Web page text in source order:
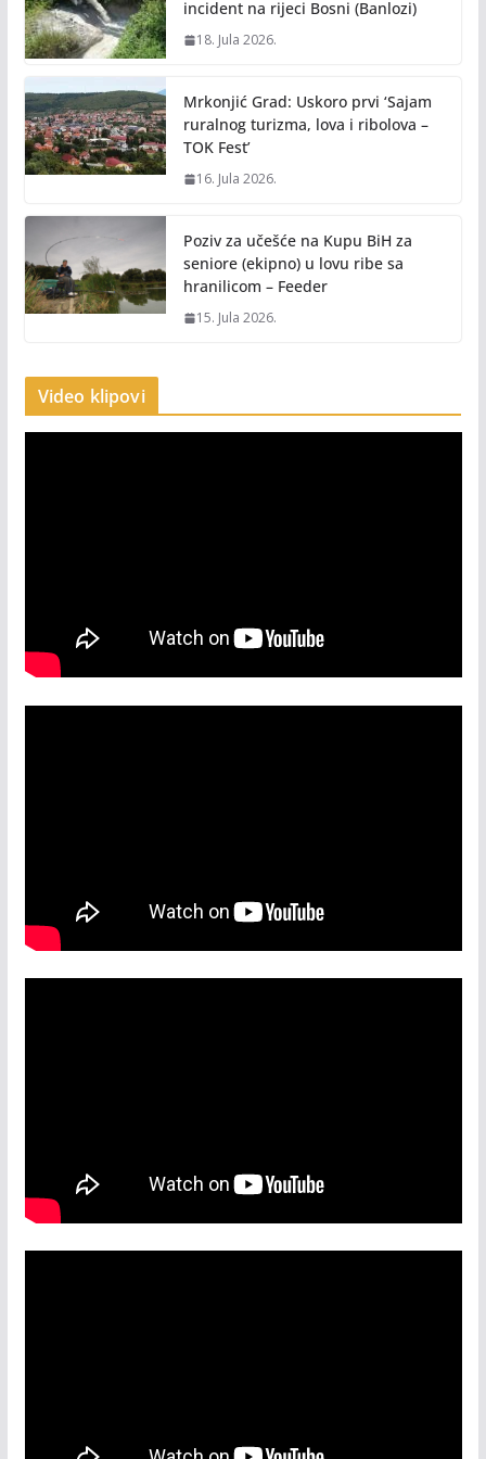
incident na rijeci Bosni (Banlozi)
18. Jula 2026.
Mrkonjić Grad: Uskoro prvi ‘Sajam
ruralnog turizma, lova i ribolova –
TOK Fest’
16. Jula 2026.
Poziv za učešće na Kupu BiH za
seniore (ekipno) u lovu ribe sa
hranilicom – Feeder
15. Jula 2026.
Video klipovi